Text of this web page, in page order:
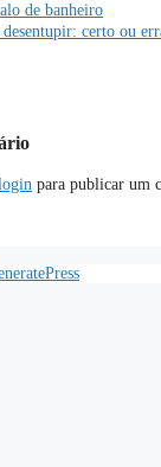
de banheiro
desentupir: certo ou
para publicar um